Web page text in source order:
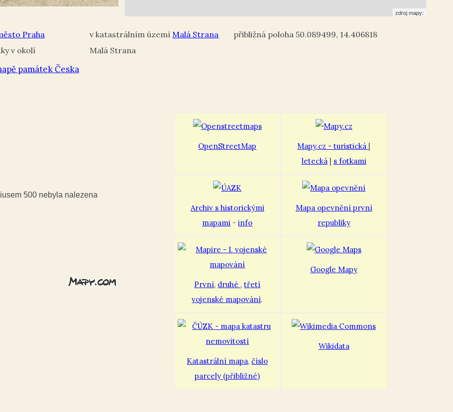
zdroj mapy:
Praha Malá Strana 50.089499, 14.406818
památek Česka
Malá Strana
500 nebyla nalezena
OpenStreetMap Mapy.cz - turistická |
letecká| s fotkami
Archiv s historickými
mapami -info
Mapa opevnění první
republiky
První, druhé ,třetí
vojenské mapování.
Google Mapy
Katastrální mapa,číslo
parcely (přibližné)
Wikidata